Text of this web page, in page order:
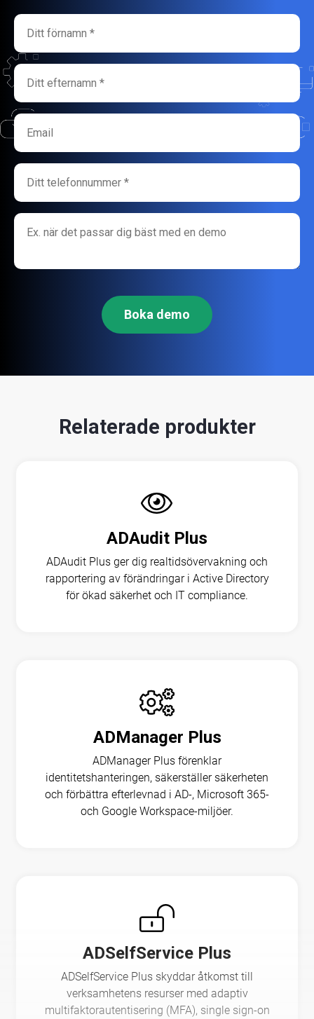
Relaterade produkter
ADAudit Plus
ADAudit Plus ger dig realtidsövervakning och
rapportering av förändringar i Active Directory
för ökad säkerhet och IT compliance.
ADManager Plus
ADManager Plus förenklar
identitetshanteringen, säkerställer säkerheten
och förbättra efterlevnad i AD-, Microsoft 365-
och Google Workspace-miljöer.
ADSelfService Plus
ADSelfService Plus skyddar åtkomst till
verksamhetens resurser med adaptiv
multifaktorautentisering (MFA), single sign-on